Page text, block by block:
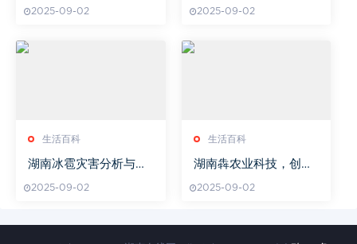
2025-09-02 2025-09-02
生活百科
湖南冰雹灾害分析与应
生活安全
2025-09-02
生活百科
湖南犇农业科技，创新
解析
2025-09-02